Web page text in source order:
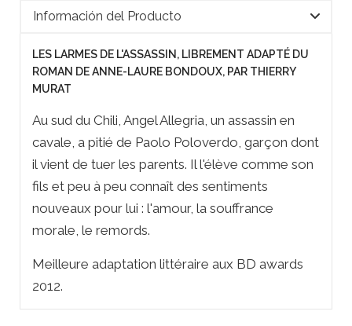
Información del Producto
LES LARMES DE L'ASSASSIN, LIBREMENT ADAPTÉ DU
ROMAN DE ANNE-LAURE BONDOUX, PAR THIERRY
MURAT
Au sud du Chili, Angel Allegria, un assassin en
cavale, a pitié de Paolo Poloverdo, garçon dont
il vient de tuer les parents. Il l'élève comme son
fils et peu à peu connaît des sentiments
nouveaux pour lui : l'amour, la souffrance
morale, le remords.
Meilleure adaptation littéraire aux BD awards
2012.